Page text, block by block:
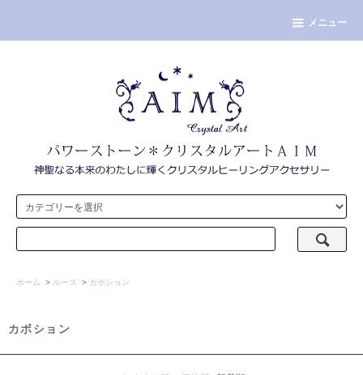
メニュー
ホーム > ルース > カボション
カボション